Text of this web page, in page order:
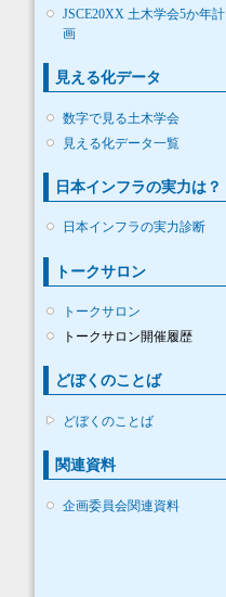
JSCE20XX 土木学会5か年計
画
見える化データ
数字で見る土木学会
見える化データ一覧
日本インフラの実力は？
日本インフラの実力診断
トークサロン
トークサロン
トークサロン開催履歴
どぼくのことば
どぼくのことば
関連資料
企画委員会関連資料